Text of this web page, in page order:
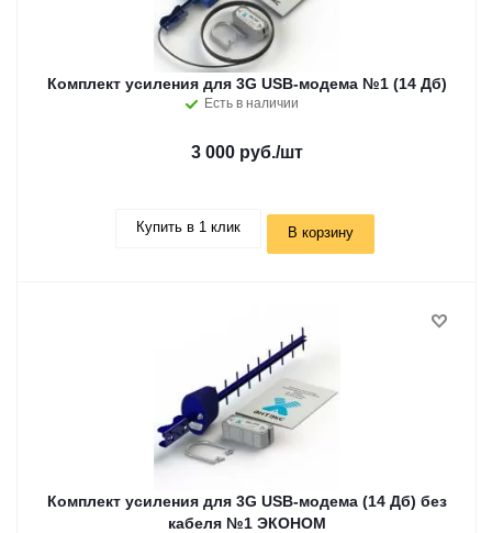
Комплект усиления для 3G USB-модема №1 (14 Дб)
Есть в наличии
3 000 руб./шт
Купить в 1 клик В корзину
Комплект усиления для 3G USB-модема (14 Дб) без
кабеля №1 ЭКОНОМ